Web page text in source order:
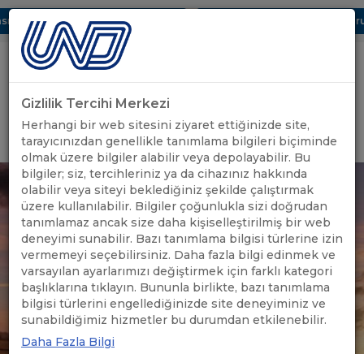
Dijital UBAK Bölümü Hakkında UND, Yunanistan Vize
Uluslararası Nakliyeciler Derneği
GİRİŞ YAP
Gizlilik Tercihi Merkezi
Herhangi bir web sitesini ziyaret ettiğinizde site,
tarayıcınızdan genellikle tanımlama bilgileri biçiminde
olmak üzere bilgiler alabilir veya depolayabilir. Bu
bilgiler; siz, tercihleriniz ya da cihazınız hakkında
olabilir veya siteyi beklediğiniz şekilde çalıştırmak
üzere kullanılabilir. Bilgiler çoğunlukla sizi doğrudan
tanımlamaz ancak size daha kişiselleştirilmiş bir web
deneyimi sunabilir. Bazı tanımlama bilgisi türlerine izin
vermemeyi seçebilirsiniz. Daha fazla bilgi edinmek ve
varsayılan ayarlarımızı değiştirmek için farklı kategori
başlıklarına tıklayın. Bununla birlikte, bazı tanımlama
bilgisi türlerini engellediğinizde site deneyiminiz ve
sunabildiğimiz hizmetler bu durumdan etkilenebilir.
Daha Fazla Bilgi